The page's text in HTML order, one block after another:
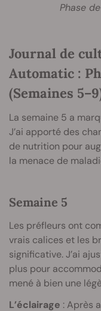
Phase
Journal de
Automatic :
(Semaines
La semaine 5 a
J’ai apporté des
de nutrition pour
la menace de
Semaine 5
Les préfleurs ont
vrais calices et les
significative. J’ai
plus pour
mené à bien une
L’éclairage : Après